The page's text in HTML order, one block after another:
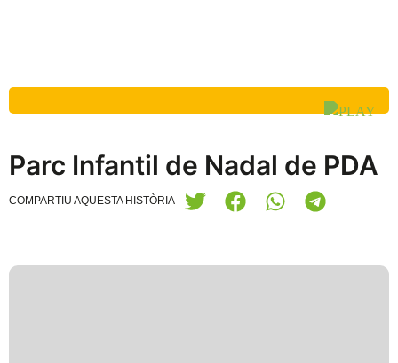
Parc Infantil de Nadal de PDA
COMPARTIU AQUESTA HISTÒRIA